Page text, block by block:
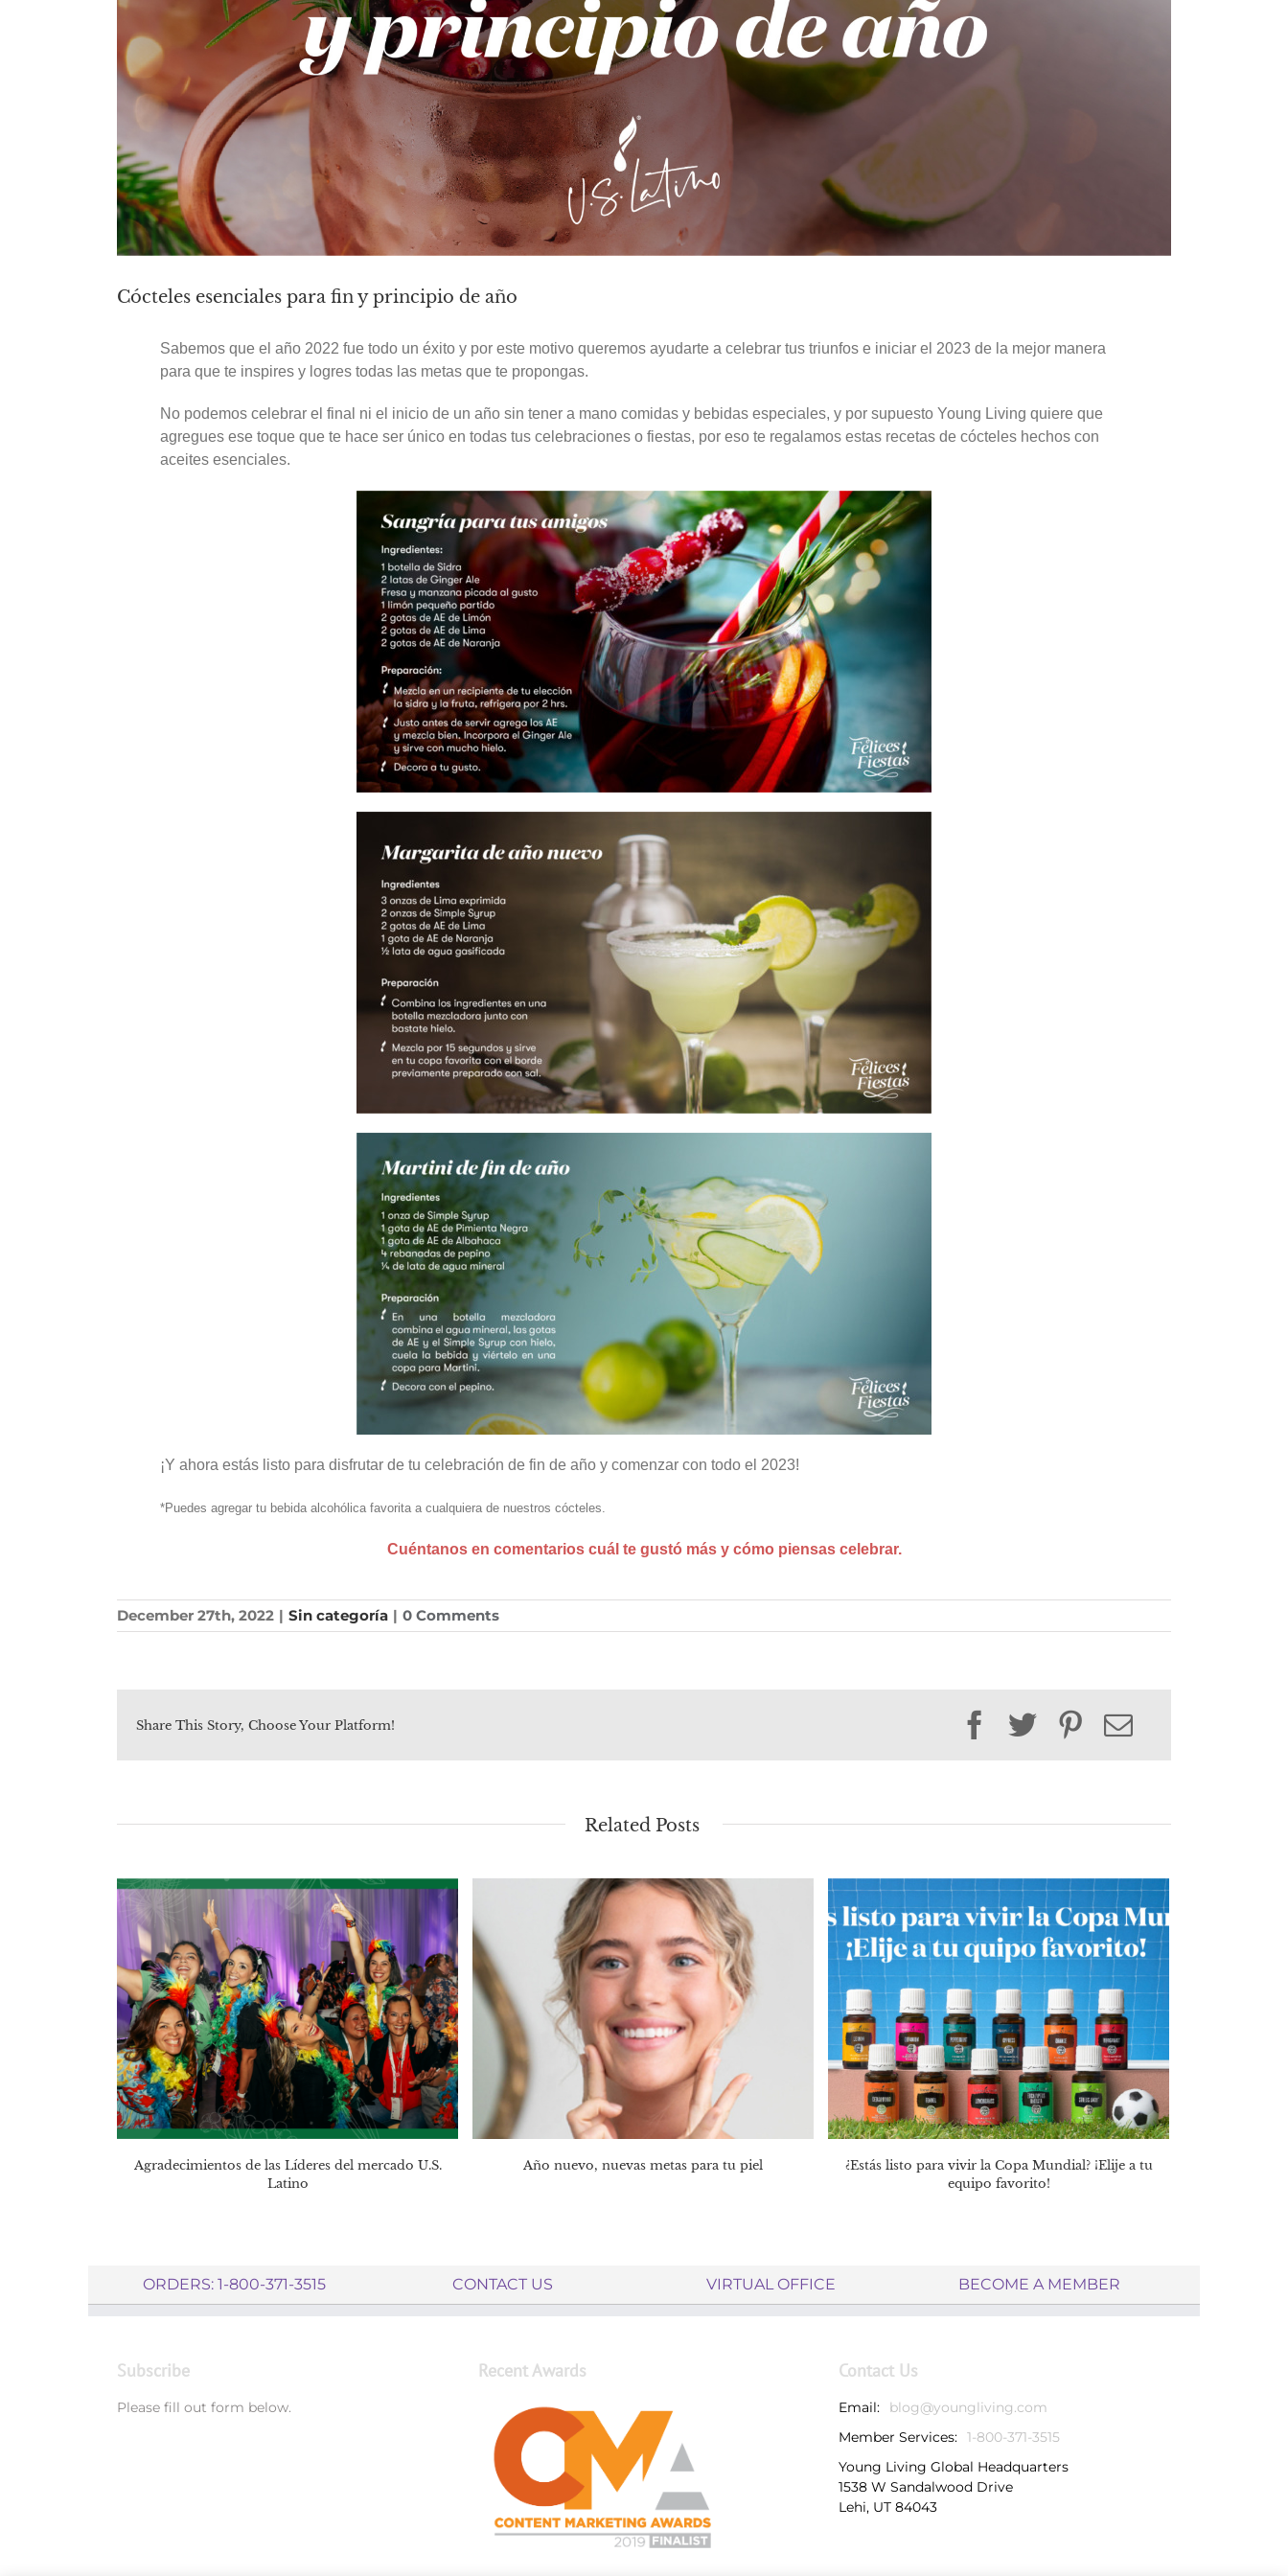
Cócteles esenciales para fin y principio de año
Sabemos que el año 2022 fue todo un éxito y por este motivo queremos ayudarte a celebrar tus triunfos e iniciar el 2023 de la mejor manera
para que te inspires y logres todas las metas que te propongas.
No podemos celebrar el final ni el inicio de un año sin tener a mano comidas y bebidas especiales, y por supuesto Young Living quiere que
agregues ese toque que te hace ser único en todas tus celebraciones o fiestas, por eso te regalamos estas recetas de cócteles hechos con
aceites esenciales.
¡Y ahora estás listo para disfrutar de tu celebración de fin de año y comenzar con todo el 2023!
*Puedes agregar tu bebida alcohólica favorita a cualquiera de nuestros cócteles.
Cuéntanos en comentarios cuál te gustó más y cómo piensas celebrar.
December 27th, 2022 | Sin categoría | 0 Comments
Share This Story, Choose Your Platform! Facebook
TwitterPinterest
Email
Related Posts
Agradecimientos de las Líderes del mercado U.S.
Latino
Año nuevo, nuevas metas para tu piel
¿Estás listo para vivir la Copa Mundial? ¡Elije a tu
equipo favorito!
ORDERS: 1-800-371-3515 CONTACT US VIRTUAL OFFICE BECOME A MEMBER
Subscribe
Please fill out form below.
Recent Awards Contact Us
Email:
blog@youngliving.com
Member Services: 1-800-371-3515
Young Living Global Headquarters
1538 W Sandalwood Drive
Lehi, UT 84043